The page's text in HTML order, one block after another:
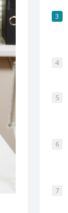
3
4
5
6
7